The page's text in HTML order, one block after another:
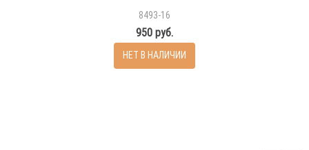
8493-16
950 руб.
НЕТ В НАЛИЧИИ